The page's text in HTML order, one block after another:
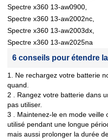
Spectre x360 13-aw0900,
Spectre x360 13-aw2002nc,
Spectre x360 13-aw2003dx,
Spectre x360 13-aw2025na
6 conseils pour étendre
1. Ne rechargez votre batterie
quand.
2 . Rangez votre batterie dans
pas utiliser.
3 . Maintenez-le en mode veille
utilisé pendant une longue
mais aussi prolonger la durée